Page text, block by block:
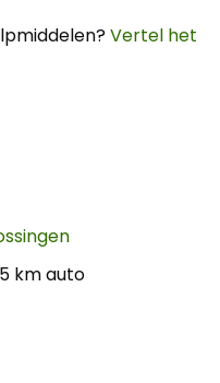
Vertel het
km auto